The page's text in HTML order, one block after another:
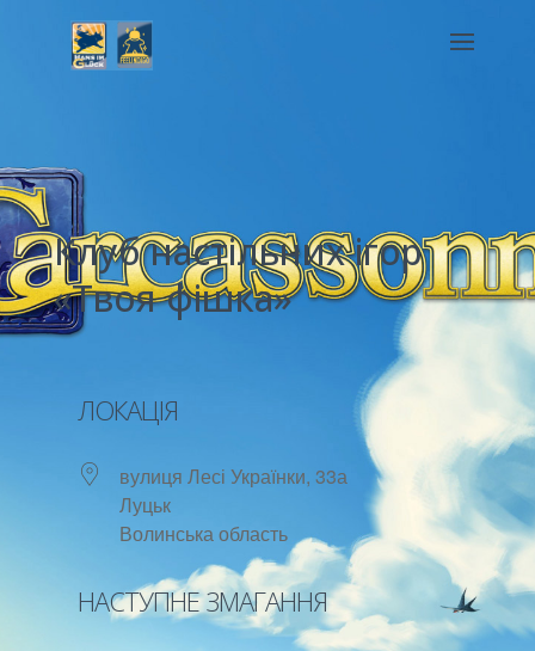
Клуб настільних ігор
«Твоя фішка»
ЛОКАЦІЯ
вулиця Лесі Українки, 33а
Луцьк
Волинська область
НАСТУПНЕ ЗМАГАННЯ